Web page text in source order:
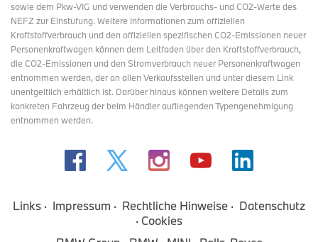
sowie dem Pkw-VIG und verwenden die Verbrauchs- und CO2-Werte des
NEFZ zur Einstufung. Weitere Informationen zum offiziellen
Kraftstoffverbrauch und den offiziellen spezifischen CO2-Emissionen neuer
Personenkraftwagen können dem Leitfaden über den Kraftstoffverbrauch,
die CO2-Emissionen und den Stromverbrauch neuer Personenkraftwagen
entnommen werden, der an allen Verkaufsstellen und unter diesem Link
unentgeltlich erhältlich ist. Darüber hinaus können weitere Details zum
konkreten Fahrzeug der beim Händler aufliegenden Typengenehmigung
entnommen werden.
Links Impressum Rechtliche Hinweise
Datenschutz
Cookies